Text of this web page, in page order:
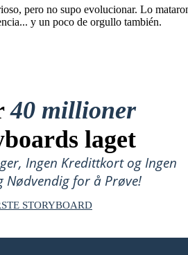
pero no supo evolucionar. Lo
y un poco de orgullo también.
40 millioner
laget
Ingen Kredittkort og Ingen
Nødvendig for å Prøve!
STORYBOARD